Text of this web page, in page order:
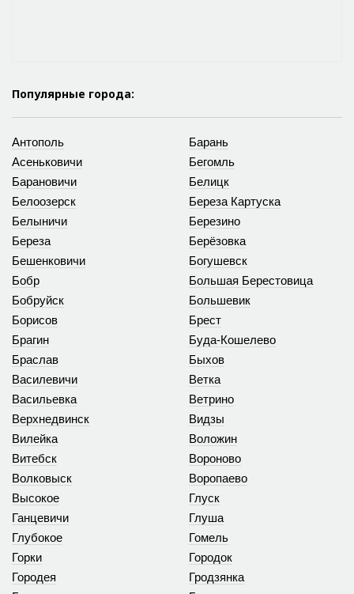
Популярные города:
Антополь
Асеньковичи
Барановичи
Барань
Бегомль
Белицк
Белоозерск
Белыничи
Береза
Береза Картуска
Березино
Берёзовка
Бешенковичи
Бобр
Бобруйск
Богушевск
Большая Берестовица
Большевик
Борисов
Брагин
Браслав
Брест
Буда-Кошелево
Быхов
Василевичи
Васильевка
Верхнедвинск
Ветка
Ветрино
Видзы
Вилейка
Витебск
Волковыск
Воложин
Вороново
Воропаево
Высокое
Ганцевичи
Глубокое
Глуск
Глуша
Гомель
Горки
Городея
Городок
Гродзянка